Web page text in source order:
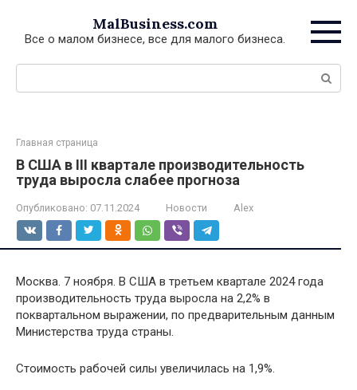
контенту
MalBusiness.com
Все о малом бизнесе, все для малого бизнеса.
Поиск:
Главная страница
В США в III квартале производительность
труда выросла слабее прогноза
Опубликовано: 07.11.2024 Новости Alex
Москва. 7 ноября. В США в третьем квартале 2024 года
производительность труда выросла на 2,2% в
поквартальном выражении, по предварительным данным
Министерства труда страны.
Стоимость рабочей силы увеличилась на 1,9%.